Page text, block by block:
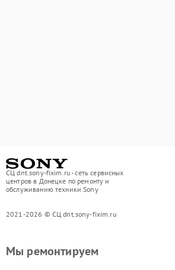
СЦ dnt.sony-fixim.ru - сеть сервисных
центров в Донецке по ремонту и
обслуживанию техники Sony
2021-2026 © СЦ dnt.sony-fixim.ru
Мы ремонтируем